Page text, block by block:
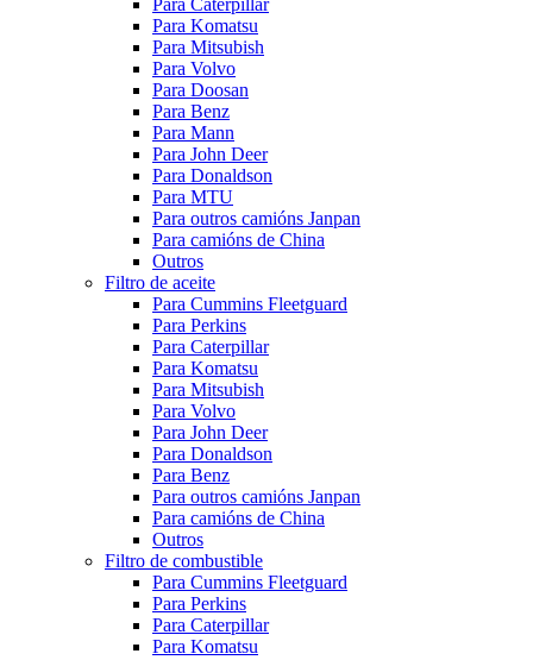
Para Caterpillar
Para Komatsu
Para Mitsubish
Para Volvo
Para Doosan
Para Benz
Para Mann
Para John Deer
Para Donaldson
Para MTU
Para outros camións Janpan
Para camións de China
Outros
Filtro de aceite
Para Cummins Fleetguard
Para Perkins
Para Caterpillar
Para Komatsu
Para Mitsubish
Para Volvo
Para John Deer
Para Donaldson
Para Benz
Para outros camións Janpan
Para camións de China
Outros
Filtro de combustible
Para Cummins Fleetguard
Para Perkins
Para Caterpillar
Para Komatsu